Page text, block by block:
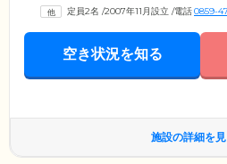
定員2名 /2007年11月設立 /電話0859-
空き状況を知る
施設の詳細を